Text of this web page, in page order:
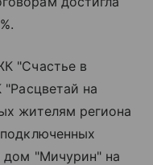
"Счастье в
на
жителям региона
дом "Мичурин" на